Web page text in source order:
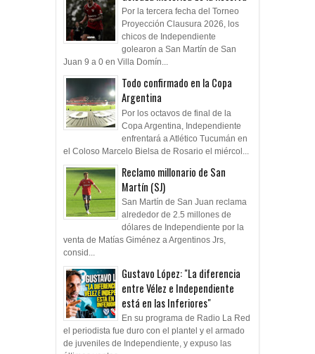
Goleada histórica de la Reserva
Por la tercera fecha del Torneo
Proyección Clausura 2026, los
chicos de Independiente
golearon a San Martín de San
Juan 9 a 0 en Villa Domín...
Todo confirmado en la Copa
Argentina
Por los octavos de final de la
Copa Argentina, Independiente
enfrentará a Atlético Tucumán en
el Coloso Marcelo Bielsa de Rosario el miércol...
Reclamo millonario de San
Martín (SJ)
San Martín de San Juan reclama
alrededor de 2.5 millones de
dólares de Independiente por la
venta de Matías Giménez a Argentinos Jrs,
consid...
Gustavo López: "La diferencia
entre Vélez e Independiente
está en las Inferiores"
En su programa de Radio La Red
el periodista fue duro con el plantel y el armado